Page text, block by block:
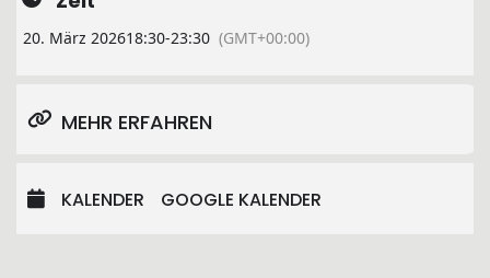
20. März 202618:30-23:30 (GMT+00:00)
MEHR ERFAHREN
KALENDER GOOGLE KALENDER